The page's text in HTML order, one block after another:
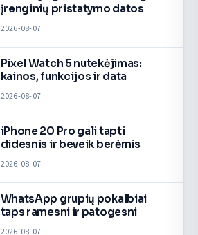
įrenginių pristatymo datos
2026-08-07
Pixel Watch 5 nutekėjimas:
kainos, funkcijos ir data
2026-08-07
iPhone 20 Pro gali tapti
didesnis ir beveik berėmis
2026-08-07
WhatsApp grupių pokalbiai
taps ramesni ir patogesni
2026-08-07